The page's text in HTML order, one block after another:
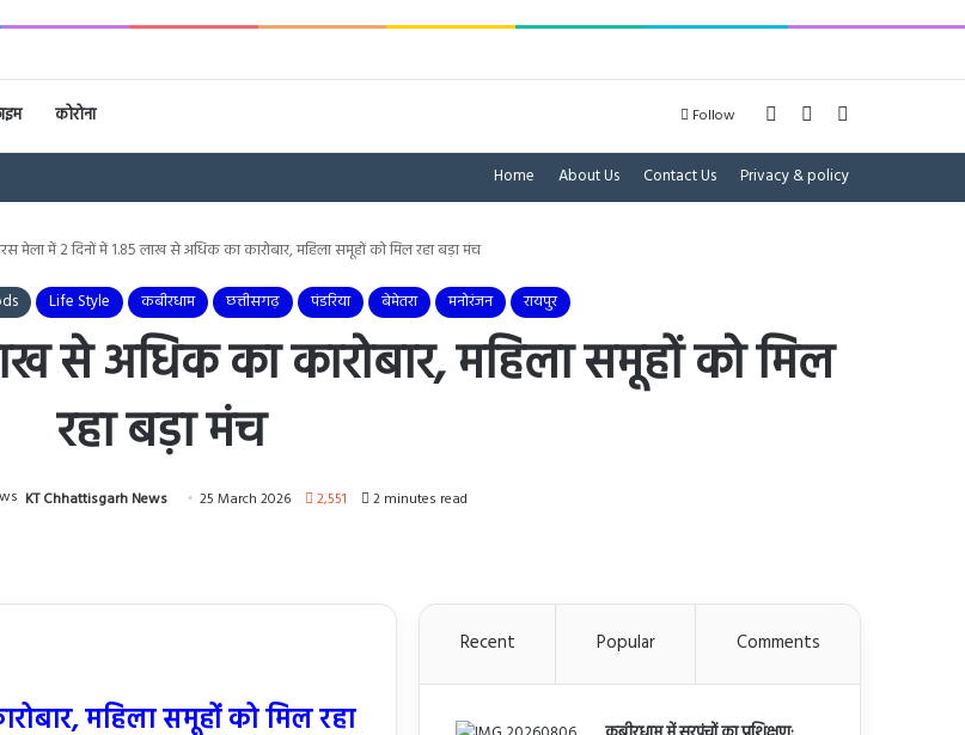
कोरोना Follow Log In Sidebar
Home About Us Contact Us Privacy & policy
मेला में 2 दिनों में 1.85 लाख से अधिक का कारोबार, महिला समूहों को मिल रहा बड़ा मंच
Life Style कबीरधाम छत्तीसगढ़ पंडरिया बेमेतरा मनोरंजन रायपुर
से अधिक का कारोबार, महिला समूहों को मिल
रहा बड़ा मंच
KT Chhattisgarh News 25 March 2026 2,551 2 minutes read
महिला समूहों को मिल रहा
Recent Popular Comments